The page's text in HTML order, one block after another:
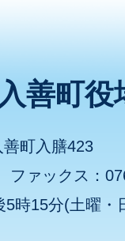
善町役
町入膳423
ァックス：
時15分(土曜